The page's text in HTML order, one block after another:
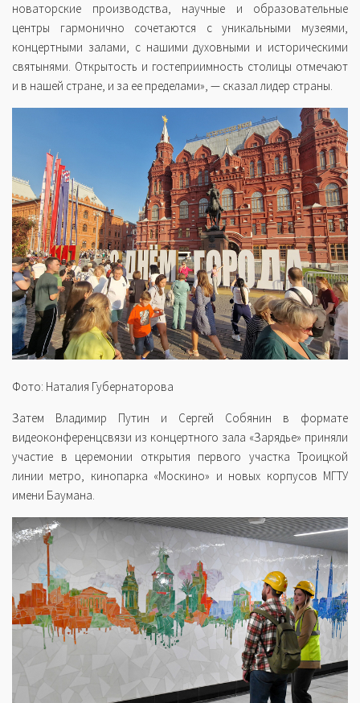
новаторские производства, научные и образовательные
центры гармонично сочетаются с уникальными музеями,
концертными залами, с нашими духовными и историческими
святынями. Открытость и гостеприимность столицы отмечают
и в нашей стране, и за ее пределами», — сказал лидер страны.
Фото: Наталия Губернаторова
Затем Владимир Путин и Сергей Собянин в формате
видеоконференцсвязи из концертного зала «Зарядье» приняли
участие в церемонии открытия первого участка Троицкой
линии метро, кинопарка «Москино» и новых корпусов МГТУ
имени Баумана.